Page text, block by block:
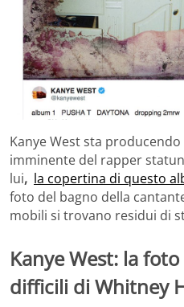
Kanye West sta producendo
imminente del rapper
lui, la copertina di questo
foto del bagno della
mobili si trovano residui di
Kanye West: la
difficili diWhitney